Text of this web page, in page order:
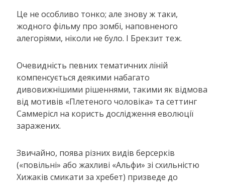
Це не особливо тонко; але знову ж таки,
жодного фільму про зомбі, наповненого
алегоріями, ніколи не було. І Брекзит теж.
Очевидність певних тематичних ліній
компенсується деякими набагато
дивовижнішими рішеннями, такими як відмова
від мотивів «Плетеного чоловіка» та сеттинг
Саммерісл на користь дослідження еволюції
заражених.
Звичайно, поява різних видів берсерків
(«повільні» або жахливі «Альфи» зі схильністю
Хижаків смикати за хребет) призведе до